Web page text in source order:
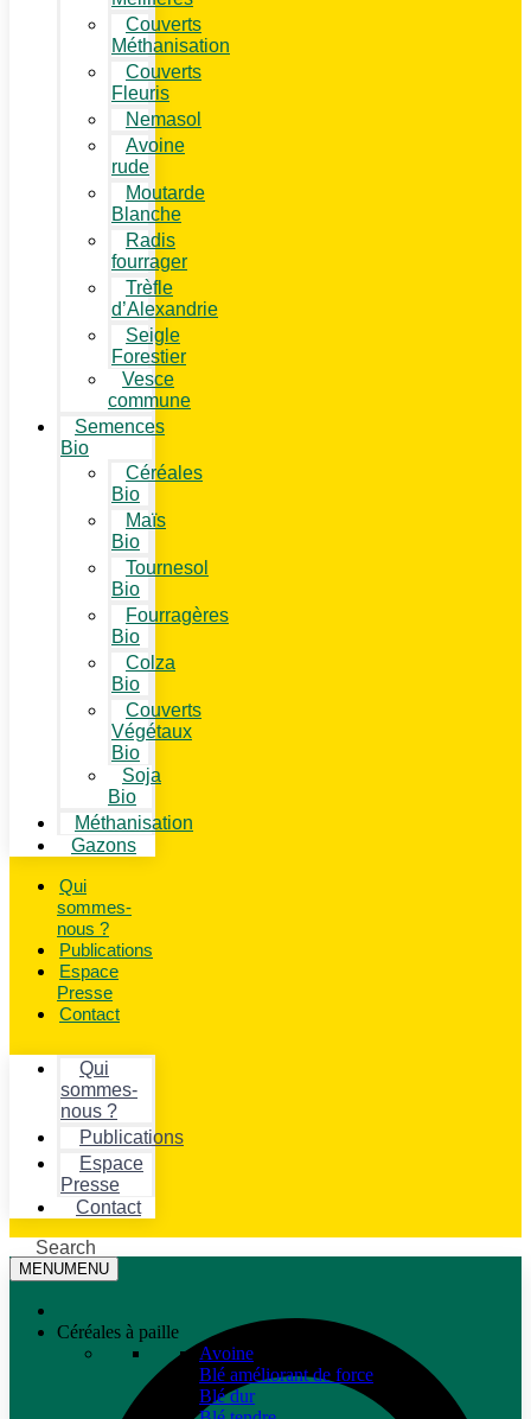
Couverts
Méthanisation
Couverts
Fleuris
Nemasol
Avoine
rude
Moutarde
Blanche
Radis
fourrager
Trèfle
d’Alexandrie
Seigle
Forestier
Vesce
commune
Semences
Bio
Céréales
Bio
Maïs
Bio
Tournesol
Bio
Fourragères
Bio
Colza
Bio
Couverts
Végétaux
Bio
Soja
Bio
Méthanisation
Gazons
Qui
sommes-
nous ?
Publications
Espace
Presse
Contact
Qui
sommes-
nous ?
Publications
Espace
Presse
Contact
Search
MENUMENU
Céréales à paille
Avoine
Blé améliorant de force
Blé dur